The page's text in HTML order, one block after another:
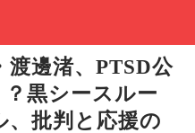
邊渚、PTSD公
黒シースルー
、批判と応援の